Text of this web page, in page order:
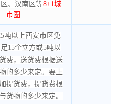
、汉南区等8+1城
市圈
吨以上西安市区免
15个立方或5吨以
费，送货费根据送
的多少来定。要上
提货费，提货费根
货物的多少来定。